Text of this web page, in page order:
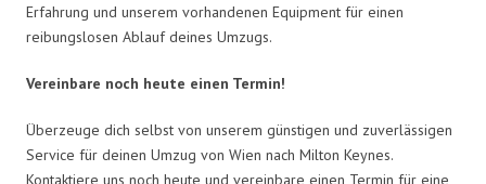
Erfahrung und unserem vorhandenen Equipment für einen
reibungslosen Ablauf deines Umzugs.
Vereinbare noch heute einen Termin!
Überzeuge dich selbst von unserem günstigen und zuverlässigen
Service für deinen Umzug von Wien nach Milton Keynes.
Kontaktiere uns noch heute und vereinbare einen Termin für eine